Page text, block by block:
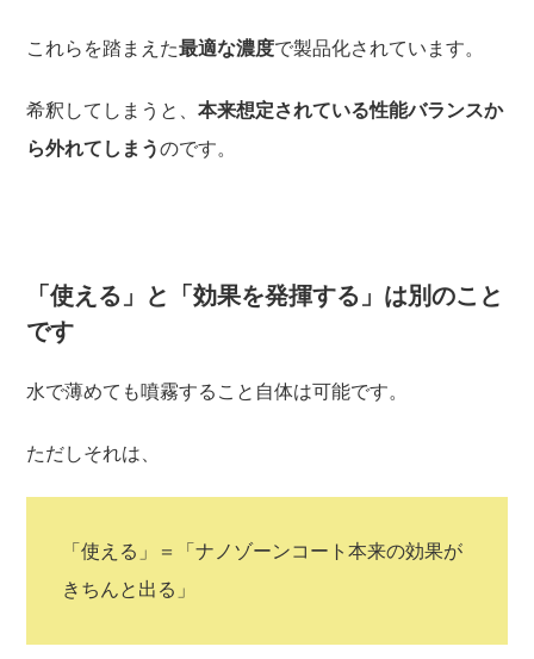
これらを踏まえた最適な濃度で製品化されています。
希釈してしまうと、本来想定されている性能バランスか
ら外れてしまうのです。
「使える」と「効果を発揮する」は別のこと
です
水で薄めても噴霧すること自体は可能です。
ただしそれは、
「使える」＝「ナノゾーンコート本来の効果が
きちんと出る」